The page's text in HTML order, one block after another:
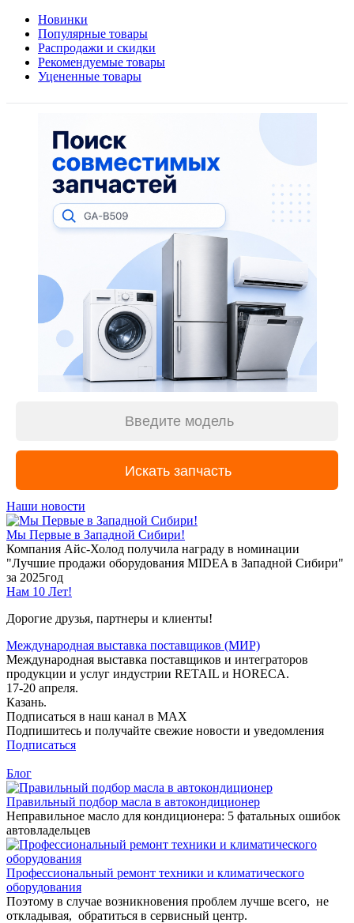
Новинки
Популярные товары
Распродажи и скидки
Рекомендуемые товары
Уцененные товары
Наши новости
Мы Первые в Западной Сибири!
Компания Айс-Холод получила награду в номинации
"Лучшие продажи оборудования MIDEA в Западной Сибири"
за 2025год
Нам 10 Лет!
Дорогие друзья, партнеры и клиенты!
Международная выставка поставщиков (МИР)
Международная выставка поставщиков и интеграторов
продукции и услуг индустрии RETAIL и HORECA.
17-20 апреля.
Казань.
Подписаться в наш канал в MAX
Подпишитесь и получайте свежие новости и уведомления
Подписаться
Блог
Правильный подбор масла в автокондиционер
Неправильное масло для кондиционера: 5 фатальных ошибок
автовладельцев
Профессиональный ремонт техники и климатического
оборудования
Поэтому в случае возникновения проблем лучше всего, не
откладывая, обратиться в сервисный центр.